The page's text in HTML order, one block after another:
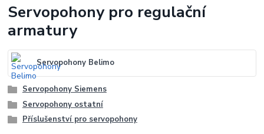
Servopohony pro regulační
armatury
Servopohony Belimo
Servopohony Siemens
Servopohony ostatní
Příslušenství pro servopohony